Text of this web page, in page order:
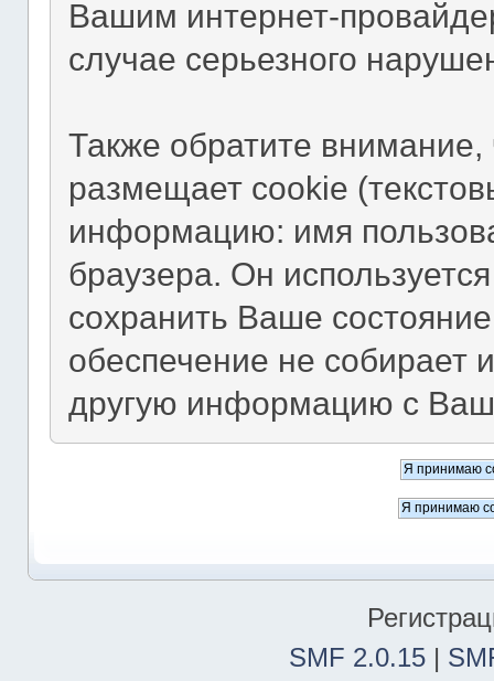
Вашим интернет-
случае серьезного
Также обратите
размещает cookie
информацию: имя
браузера. Он
сохранить Ваше
обеспечение не собирает
другую информацию с
SMF 2.0.15 |